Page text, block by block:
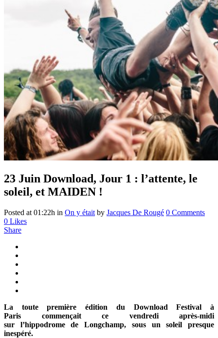
23 Juin Download, Jour 1 : l’attente, le
soleil, et MAIDEN !
Posted at 01:22h in On y était by Jacques De Rougé 0 Comments
0 Likes
Share
La toute première édition du Download Festival à
Paris commençait ce vendredi après-midi
sur l’hippodrome de Longchamp, sous un soleil presque
inespéré.